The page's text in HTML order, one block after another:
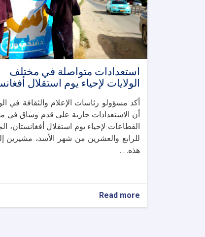
استعدادات متواصلة في مختلف
الولايات لإحياء يوم استقلال
أكد مسؤولو رئاسات الإعلام والثقافة في
أن الاستعدادات جارية على قدم وساق في
القطاعات لإحياء يوم استقلال أفغانستان،
للرابع والعشرين من شهر الأسد، مشيرين
هذه. . .
Read more